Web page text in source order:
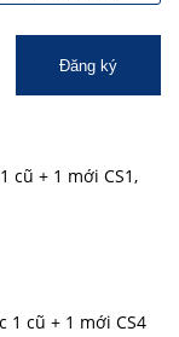
Đăng ký
cũ + 1 mới CS1,
1 cũ + 1 mới CS4